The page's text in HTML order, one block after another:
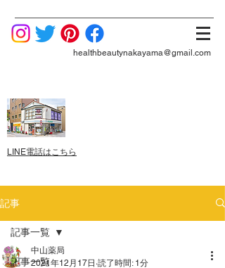
healthbeautynakayama@gmail.com
LINE電話はこちら
記事
記事一覧
記事一覧
中山薬局
2021年12月17日 読了時間: 1分